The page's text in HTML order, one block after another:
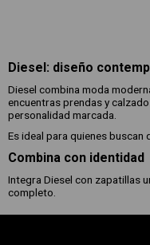
Diesel: diseño
Diesel combina moda
encuentras prendas y
personalidad marcada.
Es ideal para quienes
Combina con identidad
Integra Diesel con zapatillas
completo.